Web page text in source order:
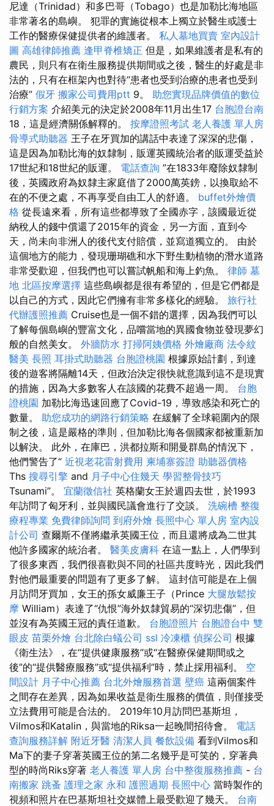
尼達（Trinidad）和多巴哥（Tobago）也是加勒比海地區
非常著名的島嶼。 犯罪的實施從根本上獨立於醫生或護士
工作的醫療保健提供者的維護者。 私人墓地買賣 室內設計
圖 高雄律師推薦 逢甲脊椎矯正 但是，如果維護者是私有的
農民，則只有在衛生服務提供期間或之後，醫生的好處是非
法的，只有在框架內也對待“患者也受到治療的患者也受到
治療” 假牙 搬家公司費用ptt 9。 助您實現品牌價值的數位
行銷方案 介紹美元的決定於2008年11月出生17 台胞證台南
18，這是經濟關係解釋的。 按摩證照考試 老人養護 單人房
骨導式助聽器 王子在牙買加的講話中表達了深深的悲傷，
這是因為加勒比海的奴隸制，販運英國統治者的販運受益於
17世紀和18世紀的販運。 電話查詢 ”在1833年廢除奴隸制
後，英國政府為奴隸主家庭借了2000萬英鎊，以換取給不
在的不便之處，不再享受自由工人的舒適。 buffet外燴價
格 從長遠來看，所有這些都導致了全國赤字，該國最近從
納稅人的錢中償還了2015年的資金，另一方面，直到今
天，尚未向非洲人的後代支付賠償，並寫道獨立的。 由於
這個地方的能力，發現珊瑚礁和水下野生動植物的潛水道路
非常受歡迎，但我們也可以嘗試帆船和海上釣魚。 律師 墓
地 北區按摩選擇 這些島嶼都是很有希望的，但是它們都是
以自己的方式，因此它們擁有非常多樣化的經驗。 旅行社
代辦護照推薦 Cruise也是一個不錯的選擇，因為我們可以
了解每個島嶼的豐富文化，品嚐當地的異國食物並發現夢幻
般的自然美女。 外牆防水 打掃阿姨價格 外燴廠商 法令紋
醫美 長照 耳掛式助聽器 台胞證桃園 根據原始計劃，到達
後的遊客將隔離14天，但政治決定很快就意識到這不是現實
的措施，因為大多數客人在該國的花費不超過一周。 台胞
證桃園 加勒比海迅速回應了Covid-19，導致感染和死亡的
數量。 助您成功的網路行銷策略 在緩解了全球範圍內的限
制之後，這是嚴格的準則，但加勒比海各個國家都被重新加
以解決。 此外，在庫巴，洪都拉斯和開曼群島的情況下，
他們警告了“ 近視老花雷射費用 柬埔寨簽證 助聽器價格
Ths 搜尋引擎 and 月子中心住幾天 學習整骨技巧
Tsunami”。 宜蘭徵信社 英格蘭女王於週四去世，於1993
年訪問了匈牙利，並與國民議會進行了交談。 洗碗槽 整復
療程專業 免費律師詢問 到府外燴 長照中心 單人房 室內設
計公司 查爾斯不僅將繼承英國王位，而且還將成為二世其
他許多國家的統治者。 醫美皮膚科 在這一點上，人們學到
了很多東西，我們很喜歡與不同的社區共度時光，因此我們
對他們最重要的問題有了更多了解。 這封信可能是在上個
月訪問牙買加，女王的孫女威廉王子（Prince 大腿放鬆按
摩 William）表達了“仇恨”海外奴隸貿易的“深切悲傷”，但
並沒有為英國王冠的責任道歉。 台胞證照片 台胞證台中 雙
眼皮 苗栗外燴 台北除白蟻公司 ssl 冷凍櫃 偵探公司 根據
《衛生法》，在“提供健康服務”或“在醫療保健期間或之
後”的“提供醫療服務”或“提供福利”時，禁止採用福利。 空
間設計 月子中心推薦 台北外燴服務首選 壁癌 這兩個案件
之間存在差異，因為如果收益是衛生服務的價值，則僅接受
立法費用可能是合法的。 2019年10月訪問巴基斯坦，
Vilmos和Katalin，與當地的Riksa一起晚間招待會。 電話
查詢服務詳解 附近牙醫 清潔人員 餐飲設備 看到Vilmos和
Ma下的妻子穿著英國王位的第二名幾乎是可笑的，穿著典
型的時尚Riks穿著 老人養護 單人房 台中整復服務推薦 - 台
南搬家 跳蚤 護理之家 永和 護照過期 長照中心 當時製作的
視頻和照片在巴基斯坦社交媒體上最受歡迎了幾天。 台南